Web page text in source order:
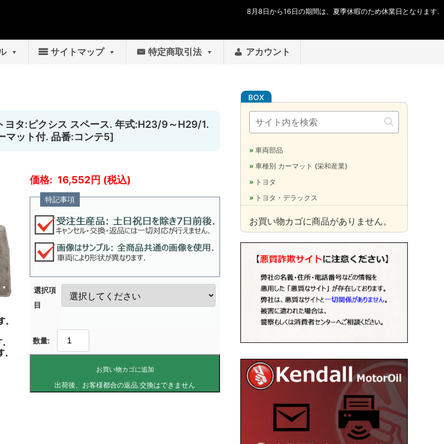
サイトマップ 特定商取引法 アカウント
ヨタ:ピクシス スペース. 年式:H23/9～H29/1.
マット付. 品番:コンテ5]
16,552
特記事項
選択項
目
お買い物カゴに追加
車両部品
車種別 カーマット (栄和産業)
トヨタ
トヨタ・デラックス
お買い物カゴに商品がありません。